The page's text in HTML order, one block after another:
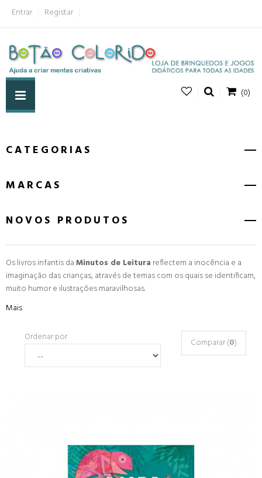
Entrar Registar
(0)
CATEGORIAS
MARCAS
NOVOS PRODUTOS
Os livros infantis daMinutos de Leitura reflectem a inocência e a
imaginação das crianças, através de temas com os quais se identificam,
muito humor e ilustrações maravilhosas.
Mais
Ordenar por Comparar (0)